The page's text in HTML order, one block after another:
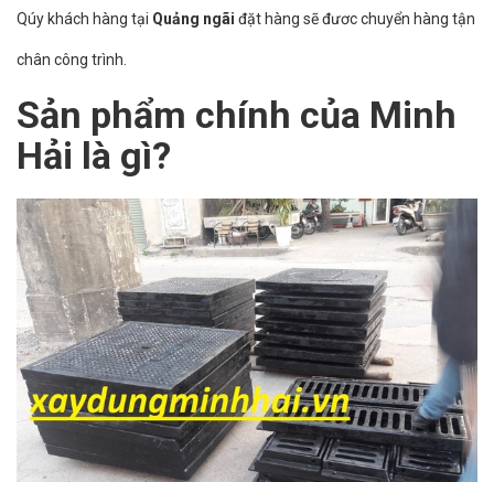
Qúy khách hàng tại Quảng ngãi đặt hàng sẽ đươc chuyển hàng tận
chân công trình.
Sản phẩm chính của Minh
Hải là gì?